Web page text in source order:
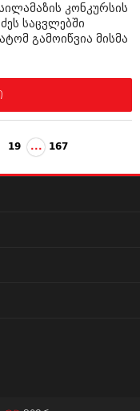
კონკურსის
საცვლებში
გამოიწვია მისმა
19 ... 167